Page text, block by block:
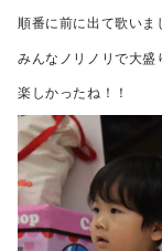
順番に前に出て歌い
みんなノリノリで大
楽しかったね！！